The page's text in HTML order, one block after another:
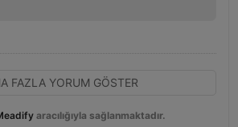
FAZLA YORUM GÖSTER
aracılığıyla sağlanmaktadır.